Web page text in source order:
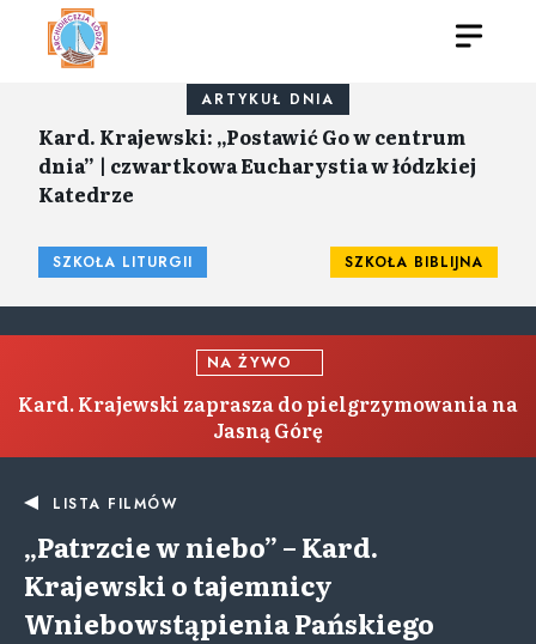
ARTYKUŁ DNIA
Kard. Krajewski: „Postawić Go w centrum
dnia” | czwartkowa Eucharystia w łódzkiej
Katedrze
SZKOŁA LITURGII SZKOŁA BIBLIJNA
NA ŻYWO
Kard. Krajewski zaprasza do pielgrzymowania na
Jasną Górę
LISTA FILMÓW
„Patrzcie w niebo” – Kard.
Krajewski o tajemnicy
Wniebowstąpienia Pańskiego